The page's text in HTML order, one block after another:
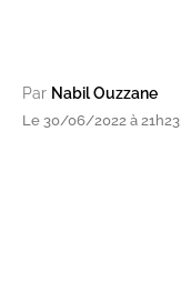
Par Nabil Ouzzane
Le 30/06/2022 à 21h23